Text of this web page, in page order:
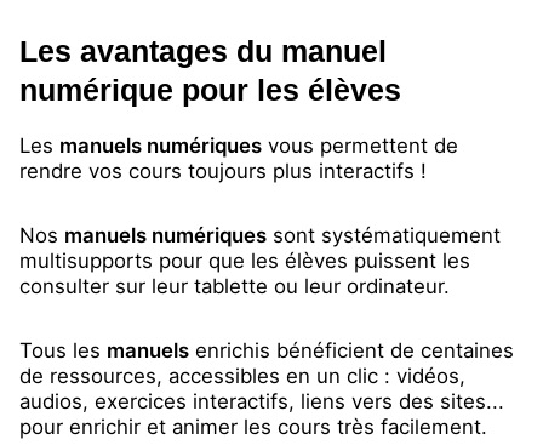
Les avantages du manuel
numérique pour les élèves
Les manuels numériques vous permettent de
rendre vos cours toujours plus interactifs !
Nos manuels numériques sont systématiquement
multisupports pour que les élèves puissent les
consulter sur leur tablette ou leur ordinateur.
Tous les manuels enrichis bénéficient de centaines
de ressources, accessibles en un clic : vidéos,
audios, exercices interactifs, liens vers des sites...
pour enrichir et animer les cours très facilement.